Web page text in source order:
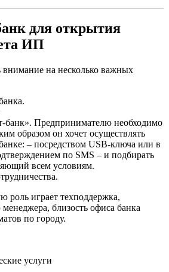
для открытия
ИП
внимание на несколько важных
банк». Предпринимателю необходимо
образом он хочет осуществлять
– посредством USB-ключа или в
по SMS – и подбирать
всем условиям.
роль играет техподдержка,
близость офиса банка
по городу.
услуги